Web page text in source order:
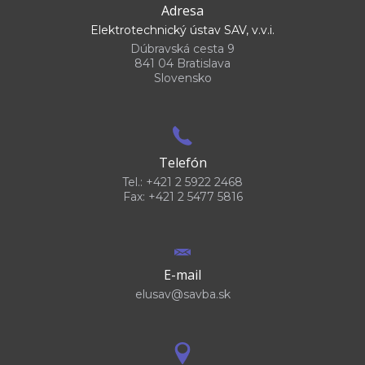
Adresa
Elektrotechnický ústav SAV, v.v.i.
Dúbravská cesta 9
841 04 Bratislava
Slovensko
Telefón
Tel.: +421 2 5922 2468
Fax: +421 2 5477 5816
E-mail
elusav@savba.sk